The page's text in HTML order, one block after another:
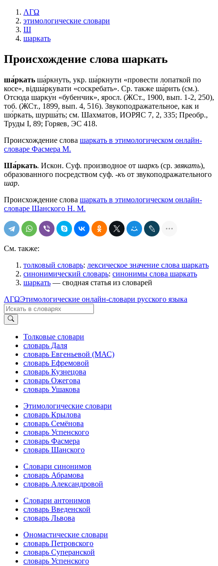
ΛΓΩ
этимологические словари
Ш
шаркать
Происхождение слова шаркать
ша́ркать ша́ркнуть, укр. ша́ркнути «провести лопаткой по
косе», вiдша́ркувати «соскребать». Ср. также ша́рить (см.).
Отсюда шарку́н «бубенчик», яросл. (ЖСт., 1900, вып. 1-2, 250),
тоб. (ЖСт., 1899, вып. 4, 516). Звукоподражательное, как и
шо́ркать, шурша́ть; см. Шахматов, ИОРЯС 7, 2, 335; Преобр.,
Труды I, 89; Горяев, ЭС 418.
Происхождение слова шаркать в этимологическом онлайн-
словаре Фасмера М.
Ша́ркать. Искон. Суф. производное от шаркъ (ср.звякать),
образованного посредством суф. -къ от звукоподражательного
шар.
Происхождение слова шаркать в этимологическом онлайн-
словаре Шанского Н. М.
См. также:
толковый словарь: лексическое значение слова шаркать
синонимический словарь: синонимы слова шаркать
шаркать — сводная статья из словарей
ΛΓΩЭтимологические онлайн-словари русского языка
Толковые словари
словарь Даля
словарь Евгеньевой (МАС)
словарь Ефремовой
словарь Кузнецова
словарь Ожегова
словарь Ушакова
Этимологические словари
словарь Крылова
словарь Семёнова
словарь Успенского
словарь Фасмера
словарь Шанского
Словари синонимов
словарь Абрамова
словарь Александровой
Словари антонимов
словарь Введенской
словарь Львова
Ономастические словари
словарь Петровского
словарь Суперанской
словарь Успенского